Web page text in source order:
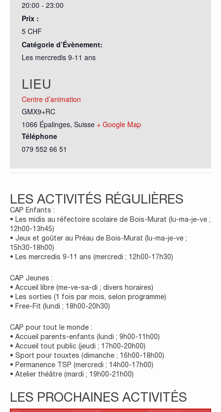
20:00 - 23:00
Prix :
5 CHF
Catégorie d’Évènement:
Les mercredis 9-11 ans
LIEU
Centre d’animation
GMX9+RC
1066 Épalinges, Suisse + Google Map
Téléphone
079 552 66 51
LES ACTIVITÉS RÉGULIÈRES
CAP Enfants :
• Les midis au réfectoire scolaire de Bois-Murat (lu-ma-je-ve ;
12h00-13h45)
• Jeux et goûter au Préau de Bois-Murat (lu-ma-je-ve ;
15h30-18h00)
• Les mercredis 9-11 ans (mercredi ; 12h00-17h30)
CAP Jeunes :
• Accueil libre (me-ve-sa-di ; divers horaires)
• Les sorties (1 fois par mois, selon programme)
• Free-Fit (lundi ; 18h00-20h30)
CAP pour tout le monde :
• Accueil parents-enfants (lundi ; 9h00-11h00)
• Accueil tout public (jeudi ; 17h00-20h00)
• Sport pour touxtes (dimanche ; 16h00-18h00)
• Permanence TSP (mercredi ; 14h00-17h00)
• Atelier théâtre (mardi ; 19h00-21h00)
LES PROCHAINES ACTIVITÉS